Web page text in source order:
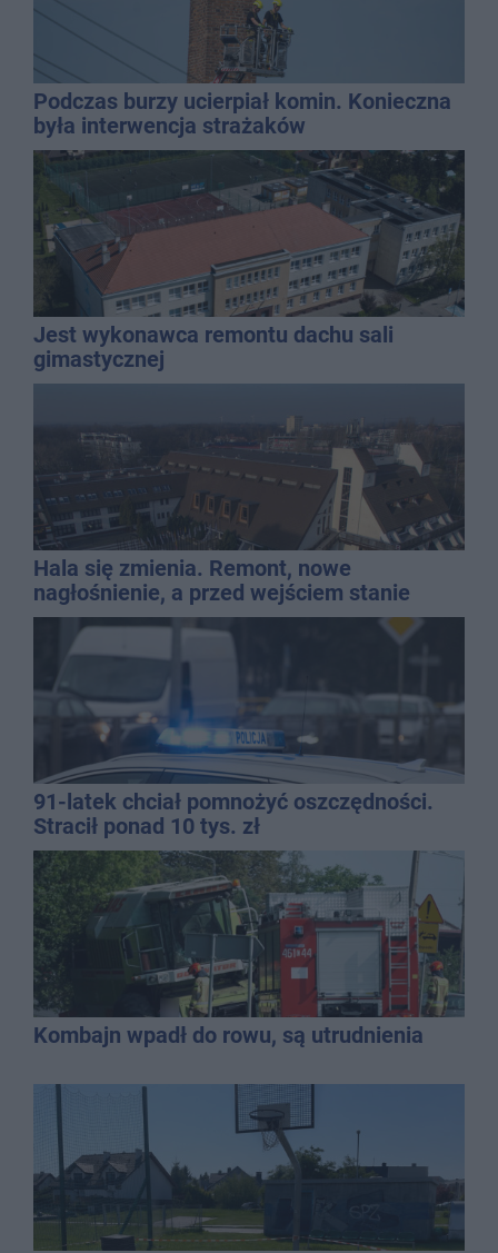
Podczas burzy ucierpiał komin. Konieczna
była interwencja strażaków
Jest wykonawca remontu dachu sali
gimastycznej
Hala się zmienia. Remont, nowe
nagłośnienie, a przed wejściem stanie
QEMETICA ARENA
91-latek chciał pomnożyć oszczędności.
Stracił ponad 10 tys. zł
Kombajn wpadł do rowu, są utrudnienia